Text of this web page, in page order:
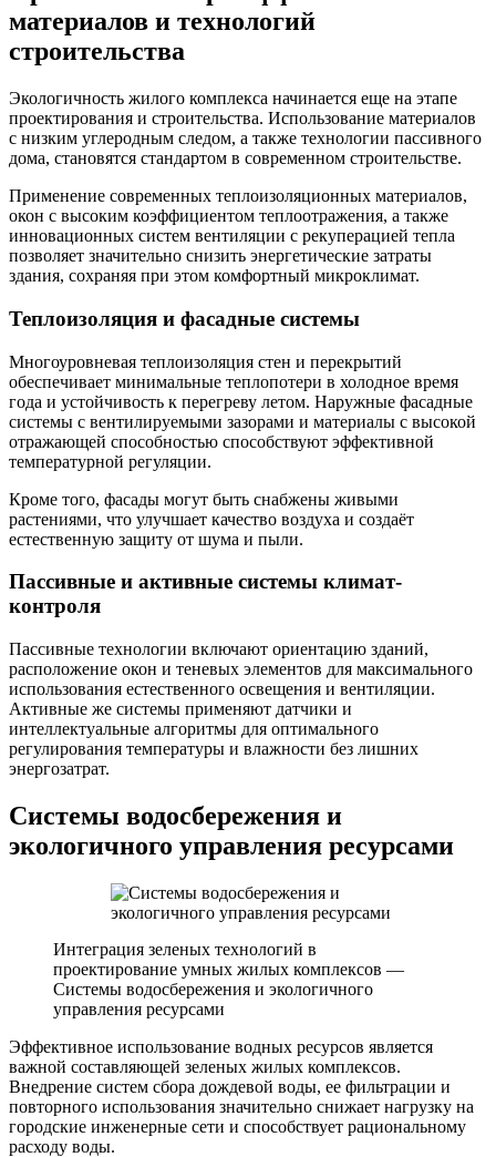
материалов и технологий
строительства
Экологичность жилого комплекса начинается еще на этапе
проектирования и строительства. Использование материалов
с низким углеродным следом, а также технологии пассивного
дома, становятся стандартом в современном строительстве.
Применение современных теплоизоляционных материалов,
окон с высоким коэффициентом теплоотражения, а также
инновационных систем вентиляции с рекуперацией тепла
позволяет значительно снизить энергетические затраты
здания, сохраняя при этом комфортный микроклимат.
Теплоизоляция и фасадные системы
Многоуровневая теплоизоляция стен и перекрытий
обеспечивает минимальные теплопотери в холодное время
года и устойчивость к перегреву летом. Наружные фасадные
системы с вентилируемыми зазорами и материалы с высокой
отражающей способностью способствуют эффективной
температурной регуляции.
Кроме того, фасады могут быть снабжены живыми
растениями, что улучшает качество воздуха и создаёт
естественную защиту от шума и пыли.
Пассивные и активные системы климат-
контроля
Пассивные технологии включают ориентацию зданий,
расположение окон и теневых элементов для максимального
использования естественного освещения и вентиляции.
Активные же системы применяют датчики и
интеллектуальные алгоритмы для оптимального
регулирования температуры и влажности без лишних
энергозатрат.
Системы водосбережения и
экологичного управления ресурсами
Интеграция зеленых технологий в
проектирование умных жилых комплексов —
Системы водосбережения и экологичного
управления ресурсами
Эффективное использование водных ресурсов является
важной составляющей зеленых жилых комплексов.
Внедрение систем сбора дождевой воды, ее фильтрации и
повторного использования значительно снижает нагрузку на
городские инженерные сети и способствует рациональному
расходу воды.